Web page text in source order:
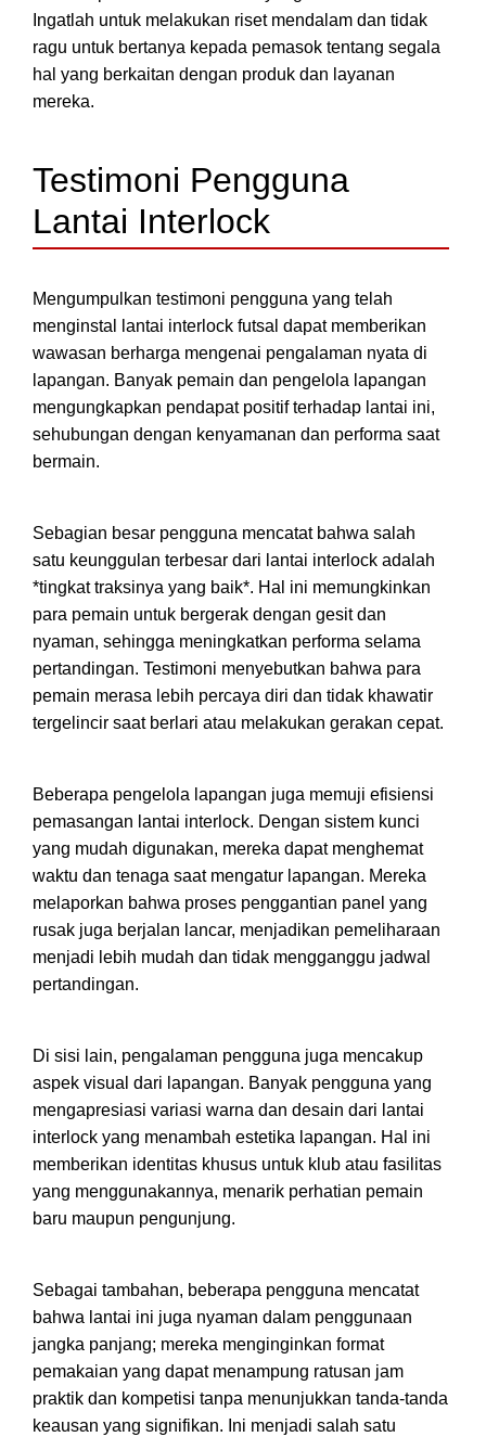
Ingatlah untuk melakukan riset mendalam dan tidak
ragu untuk bertanya kepada pemasok tentang segala
hal yang berkaitan dengan produk dan layanan
mereka.
Testimoni Pengguna
Lantai Interlock
Mengumpulkan testimoni pengguna yang telah
menginstal lantai interlock futsal dapat memberikan
wawasan berharga mengenai pengalaman nyata di
lapangan. Banyak pemain dan pengelola lapangan
mengungkapkan pendapat positif terhadap lantai ini,
sehubungan dengan kenyamanan dan performa saat
bermain.
Sebagian besar pengguna mencatat bahwa salah
satu keunggulan terbesar dari lantai interlock adalah
*tingkat traksinya yang baik*. Hal ini memungkinkan
para pemain untuk bergerak dengan gesit dan
nyaman, sehingga meningkatkan performa selama
pertandingan. Testimoni menyebutkan bahwa para
pemain merasa lebih percaya diri dan tidak khawatir
tergelincir saat berlari atau melakukan gerakan cepat.
Beberapa pengelola lapangan juga memuji efisiensi
pemasangan lantai interlock. Dengan sistem kunci
yang mudah digunakan, mereka dapat menghemat
waktu dan tenaga saat mengatur lapangan. Mereka
melaporkan bahwa proses penggantian panel yang
rusak juga berjalan lancar, menjadikan pemeliharaan
menjadi lebih mudah dan tidak mengganggu jadwal
pertandingan.
Di sisi lain, pengalaman pengguna juga mencakup
aspek visual dari lapangan. Banyak pengguna yang
mengapresiasi variasi warna dan desain dari lantai
interlock yang menambah estetika lapangan. Hal ini
memberikan identitas khusus untuk klub atau fasilitas
yang menggunakannya, menarik perhatian pemain
baru maupun pengunjung.
Sebagai tambahan, beberapa pengguna mencatat
bahwa lantai ini juga nyaman dalam penggunaan
jangka panjang; mereka menginginkan format
pemakaian yang dapat menampung ratusan jam
praktik dan kompetisi tanpa menunjukkan tanda-tanda
keausan yang signifikan. Ini menjadi salah satu